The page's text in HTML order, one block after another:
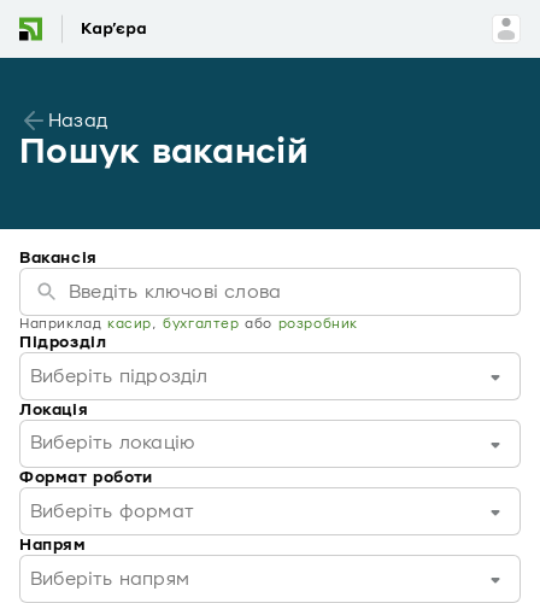
Назад
Пошук вакансій
Вакансія
Наприклад касир,бухгалтер або розробник
Підрозділ
Виберіть підрозділ
Локація
Виберіть локацію
Формат роботи
Виберіть формат
Напрям
Виберіть напрям